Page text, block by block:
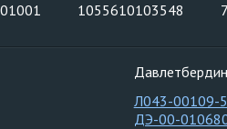
1055610103548
Л043-00109-
ДЭ-00-